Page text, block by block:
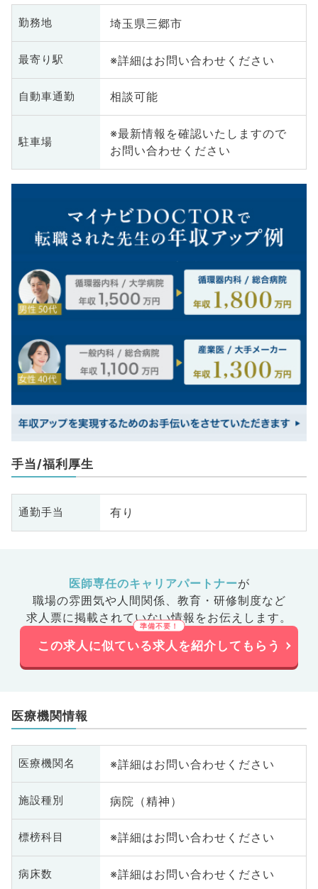
勤務地 埼玉県三郷市
最寄り駅 ※詳細はお問い合わせください
自動車通勤 相談可能
駐車場
※最新情報を確認いたしますので
お問い合わせください
手当/福利厚生
通勤手当 有り
医師専任のキャリアパートナーが
職場の雰囲気や人間関係、 教育・研修制度など
求人票に掲載されていない情報をお伝えします。
この求人に似ている求人を紹介してもらう
医療機関情報
医療機関名 ※詳細はお問い合わせください
施設種別 病院（精神）
標榜科目 ※詳細はお問い合わせください
病床数 ※詳細はお問い合わせください